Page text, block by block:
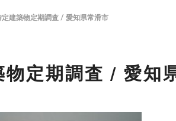
HOME
定建築物定期調査 / 愛知県常滑市
物定期調査 / 愛知